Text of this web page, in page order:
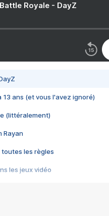
Royale - DayZ
13 ans (et vous l'avez ignoré)
(littéralement)
Rayan
toutes les règles
les jeux vidéo